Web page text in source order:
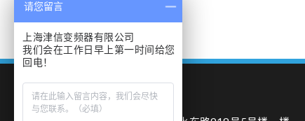
请您留言
上海津信变频器有限公司
我们会在工作日早上第一时间给您
回电！